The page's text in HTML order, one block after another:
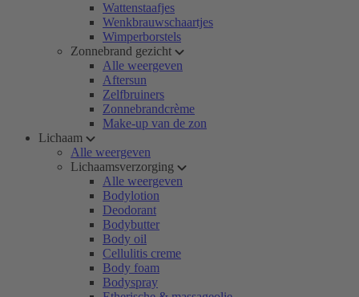
Wattenstaafjes
Wenkbrauwschaartjes
Wimperborstels
Zonnebrand gezicht
Alle weergeven
Aftersun
Zelfbruiners
Zonnebrandcrème
Make-up van de zon
Lichaam
Alle weergeven
Lichaamsverzorging
Alle weergeven
Bodylotion
Deodorant
Bodybutter
Body oil
Cellulitis creme
Body foam
Bodyspray